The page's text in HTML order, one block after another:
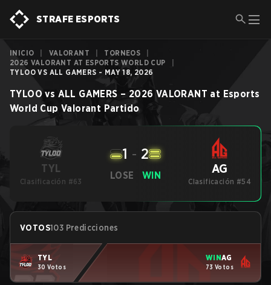
STRAFE ESPORTS
INICIO VALORANT TORNEOS
2026 VALORANT AT ESPORTS WORLD CUP
TYLOO VS ALL GAMERS - MAY 18, 2026
TYLOO vs ALL GAMERS – 2026 VALORANT at Esports
World Cup Valorant Partido
TYL
Clasificación #63
LOSE
1 - 2
WIN AG
Clasificación #54
VOTOS103 Predicciones
TYL
30 Votos
WINAG
73 Votos